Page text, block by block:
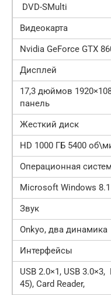
DVD-SMulti
Видеокарта
Nvidia GeForce GTX
Дисплей
17,3 дюймов
панель
Жесткий диск
HD 1000 ГБ 5400
Операционная
Microsoft Windows
Звук
Onkyo, два динамика
Интерфейсы
USB 2.0×1, USB
45), Card Reader,